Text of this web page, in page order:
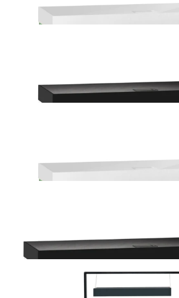
Aquael Opti Set 125 Czarny z
Aquael Opti Set 200 biały z
Aquael Opti Set 200 czarny z
Aquael Opti Set 240 Biały z
Dodaj do koszyka